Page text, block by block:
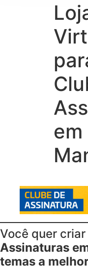
em
Você quer criar
Assinaturas
temas a